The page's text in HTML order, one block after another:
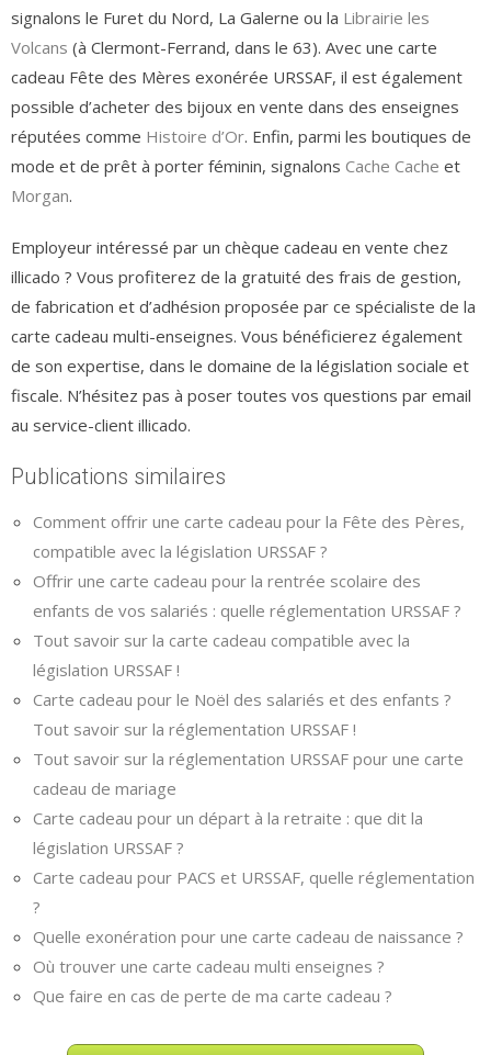
signalons le Furet du Nord, La Galerne ou la Librairie les
Volcans (à Clermont-Ferrand, dans le 63). Avec une carte
cadeau Fête des Mères exonérée URSSAF, il est également
possible d’acheter des bijoux en vente dans des enseignes
réputées comme Histoire d’Or. Enfin, parmi les boutiques de
mode et de prêt à porter féminin, signalons Cache Cache et
Morgan.
Employeur intéressé par un chèque cadeau en vente chez
illicado ? Vous profiterez de la gratuité des frais de gestion,
de fabrication et d’adhésion proposée par ce spécialiste de la
carte cadeau multi-enseignes. Vous bénéficierez également
de son expertise, dans le domaine de la législation sociale et
fiscale. N’hésitez pas à poser toutes vos questions par email
au service-client illicado.
Publications similaires
Comment offrir une carte cadeau pour la Fête des Pères,
compatible avec la législation URSSAF ?
Offrir une carte cadeau pour la rentrée scolaire des
enfants de vos salariés : quelle réglementation URSSAF ?
Tout savoir sur la carte cadeau compatible avec la
législation URSSAF !
Carte cadeau pour le Noël des salariés et des enfants ?
Tout savoir sur la réglementation URSSAF !
Tout savoir sur la réglementation URSSAF pour une carte
cadeau de mariage
Carte cadeau pour un départ à la retraite : que dit la
législation URSSAF ?
Carte cadeau pour PACS et URSSAF, quelle réglementation
?
Quelle exonération pour une carte cadeau de naissance ?
Où trouver une carte cadeau multi enseignes ?
Que faire en cas de perte de ma carte cadeau ?